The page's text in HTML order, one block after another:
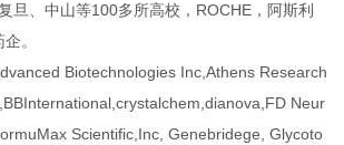
旦、中山等100多所高校，ROCHE，阿斯利
。
Biotechnologies Inc,Athens Research
Neur
Scientific,Inc, Genebridege, Glycoto